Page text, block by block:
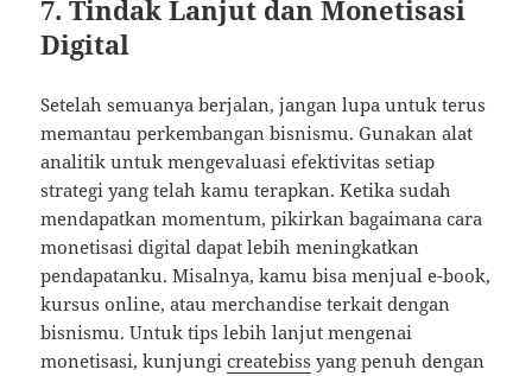
7. Tindak Lanjut dan Monetisasi
Digital
Setelah semuanya berjalan, jangan lupa untuk terus
memantau perkembangan bisnismu. Gunakan alat
analitik untuk mengevaluasi efektivitas setiap
strategi yang telah kamu terapkan. Ketika sudah
mendapatkan momentum, pikirkan bagaimana cara
monetisasi digital dapat lebih meningkatkan
pendapatanku. Misalnya, kamu bisa menjual e-book,
kursus online, atau merchandise terkait dengan
bisnismu. Untuk tips lebih lanjut mengenai
monetisasi, kunjungicreatebiss yang penuh dengan